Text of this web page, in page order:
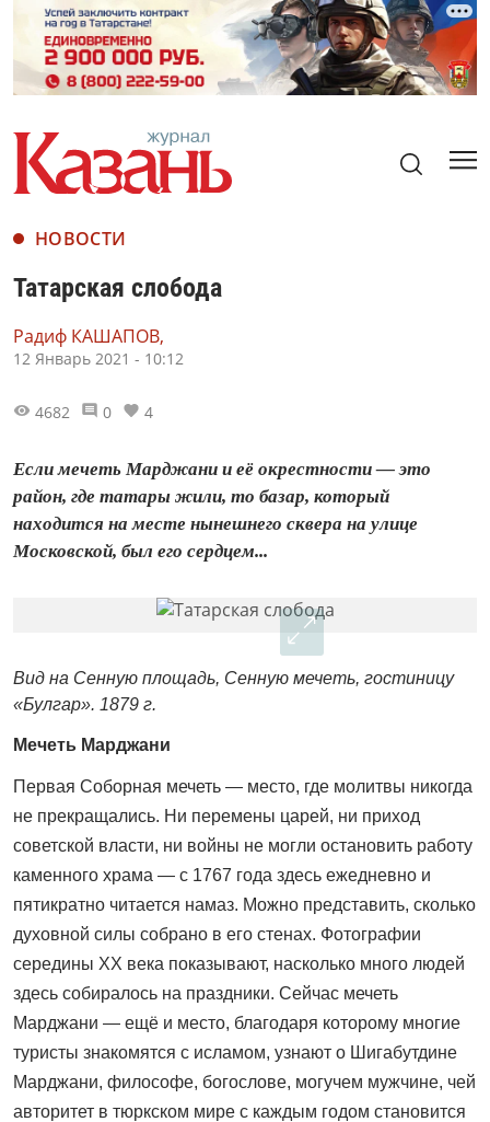
НОВОСТИ
Татарская слобода
Радиф КАШАПОВ,
12 Январь 2021 - 10:12
4682 0 4
Если мечеть Марджани и её окрестности — это
район, где татары жили, то базар, который
находится на месте нынешнего сквера на улице
Московской, был его сердцем...
Вид на Сенную площадь, Сенную мечеть, гостиницу
«Булгар». 1879 г.
Мечеть Марджани
Первая Соборная мечеть — место, где молитвы никогда
не прекращались. Ни перемены царей, ни приход
советской власти, ни войны не могли остановить работу
каменного храма — с 1767 года здесь ежедневно и
пятикратно читается намаз. Можно представить, сколько
духовной силы собрано в его стенах. Фотографии
середины XX века показывают, насколько много людей
здесь собиралось на праздники. Сейчас мечеть
Марджани — ещё и место, благодаря которому многие
туристы знакомятся с исламом, узнают о Шигабутдине
Марджани, философе, богослове, могучем мужчине, чей
авторитет в тюркском мире с каждым годом становится